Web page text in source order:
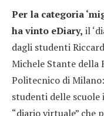
Per la categoria
ha vinto eDiary, il
dagli studenti
Michele Stante della
Politecnico di
studenti delle scuole
“diario virtuale” che